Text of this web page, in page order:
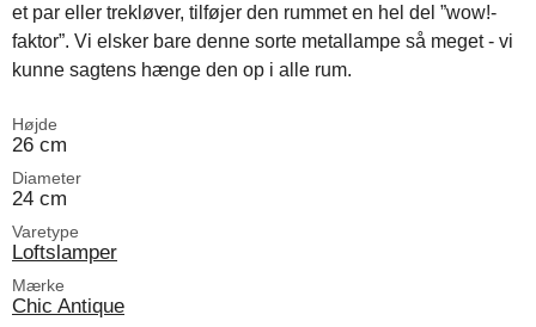
et par eller trekløver, tilføjer den rummet en hel del ”wow!-
faktor”. Vi elsker bare denne sorte metallampe så meget - vi
kunne sagtens hænge den op i alle rum.
Højde
26 cm
Diameter
24 cm
Varetype
Loftslamper
Mærke
Chic Antique